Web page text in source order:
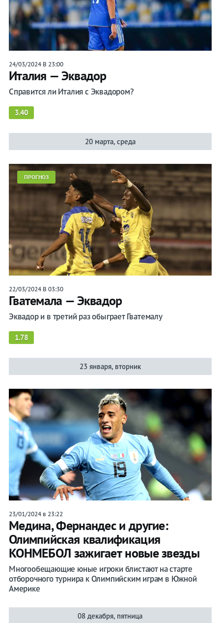
24/03/2024 В 23:00
Италия — Эквадор
Справится ли Италия с Эквадором?
3.40
20 марта, среда
ПРОГНОЗ
22/03/2024 В 03:30
Гватемала — Эквадор
Эквадор и в третий раз обыграет Гватемалу
1.78
23 января, вторник
23/01/2024 в 23:22
Медина, Фернандес и другие:
Олимпийская квалификация
КОНМЕБОЛ зажигает новые звезды
Многообещающие юные игроки блистают на старте
отборочного турнира к Олимпийским играм в Южной
Америке
08 декабря, пятница